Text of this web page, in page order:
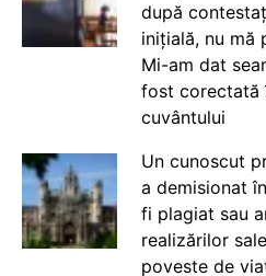
după
inițială, nu mă
Mi-am dat
fost corectată
cuvântului
Un cunoscut
a demisionat
fi plagiat sau
realizărilor
poveste de